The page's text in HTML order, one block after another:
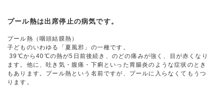
プール熱は出席停止の病気です。
プール熱（咽頭結膜熱）
子どものいわゆる「夏風邪」の一種です。
39℃から40℃の熱が5日前後続き、のどの痛みが強く、目が赤くなり
ます。他に、吐き気・腹痛・下痢といった胃腸炎のような症状のとき
もあります。プール熱という名前ですが、プールに入らなくてもうつ
ります。